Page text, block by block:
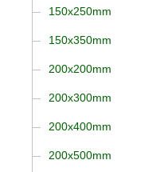
150x250mm
150x350mm
200x200mm
200x300mm
200x400mm
200x500mm